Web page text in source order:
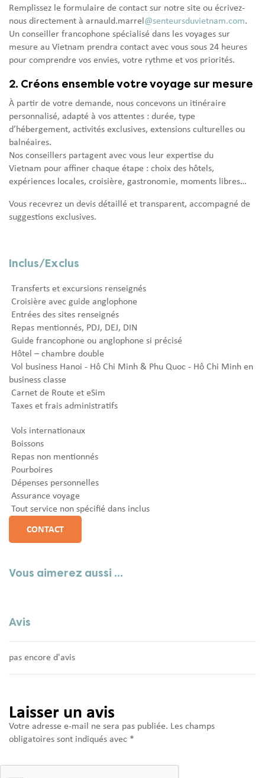
Remplissez le formulaire de contact sur notre site ou écrivez-
nous directement à arnauld.marrel @senteursduvietnam.com.
Un conseiller francophone spécialisé dans les voyages sur
mesure au Vietnam prendra contact avec vous sous 24 heures
pour comprendre vos envies, votre rythme et vos priorités.
2. Créons ensemble votre voyage sur mesure
À partir de votre demande, nous concevons un itinéraire
personnalisé, adapté à vos attentes : durée, type
d’hébergement, activités exclusives, extensions culturelles ou
balnéaires.
Nos conseillers partagent avec vous leur expertise du
Vietnam pour affiner chaque étape : choix des hôtels,
expériences locales, croisière, gastronomie, moments libres…
Vous recevrez un devis détaillé et transparent, accompagné de
suggestions exclusives.
Inclus/Exclus
Transferts et excursions renseignés
Croisière avec guide anglophone
Entrées des sites renseignés
Repas mentionnés, PDJ, DEJ, DIN
Guide francophone ou anglophone si précisé
Hôtel – chambre double
Vol business Hanoi - Hô Chi Minh & Phu Quoc - Hô Chi Minh en
business classe
Carnet de Route et eSim
Taxes et frais administratifs
Vols internationaux
Boissons
Repas non mentionnés
Pourboires
Dépenses personnelles
Assurance voyage
Tout service non spécifié dans inclus
CONTACT
Vous aimerez aussi ...
Avis
pas encore d'avis
Laisser un avis
Votre adresse e-mail ne sera pas publiée. Les champs
obligatoires sont indiqués avec *